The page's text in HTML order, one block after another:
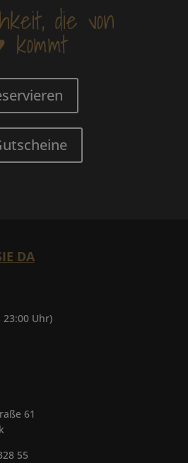
die von
kommt
DA
23:00 Uhr)
61
55